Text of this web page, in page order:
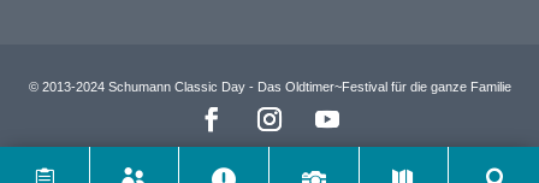
© 2013-2024 Schumann Classic Day - Das Oldtimer~Festival für die ganze Familie